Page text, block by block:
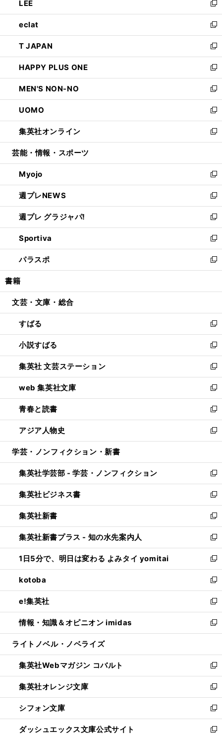
く
で
開
く
ド
ウ
で
開
く
ィ
ン
ド
ウ
で
開
く
い
ウ
ィ
ン
ド
ウ
で
開
く
LEE
新
し
い
ウ
ィ
ン
ド
ウ
で
開
く
eclat
新
し
い
ウ
ィ
ン
ド
ウ
で
開
く
T JAPAN
新
し
い
ウ
ィ
ン
ド
ウ
で
開
HAPPY PLUS ONE
新
し
い
ウ
ィ
ン
ド
ウ
開
く
MEN'S NON-NO
新
し
い
ウ
ィ
ン
ウ
で
開
く
UOMO
新
し
い
ウ
ン
ド
ウ
で
開
く
集英社オンライン
新
し
ウ
ィ
ン
ド
ウ
で
開
く
芸能・情報・スポーツ
Myojo
新
し
い
ウ
ィ
ン
ド
ウ
で
開
週プレNEWS
新
し
い
ウ
ィ
ン
ド
ウ
開
週プレ グラジャパ!
新
し
い
ウ
ィ
ン
ウ
開
く
Sportiva
新
し
い
ウ
ン
ウ
で
開
く
パラスポ
新
し
ウ
ン
ド
ウ
で
開
く
書籍
文芸・文庫・総合
すばる
新
し
い
ウ
ィ
ン
ド
ウ
で
開
く
小説すばる
新
し
い
ウ
ィ
ン
ド
ウ
で
開
集英社 文芸ステーション
新
し
い
ウ
ィ
ン
ド
ウ
開
く
web 集英社文庫
新
し
い
ウ
ィ
ン
ウ
で
開
く
青春と読書
新
し
い
ウ
ン
ド
ウ
で
開
く
アジア人物史
新
し
ウ
ィ
ン
ド
ウ
で
開
く
学芸・ノンフィクション・新書
集英社学芸部 - 学芸・ノンフィクション
新
し
い
ウ
ィ
ン
ド
ウ
で
開
く
集英社ビジネス書
新
し
い
ウ
ィ
ン
ド
ウ
で
開
く
集英社新書
新
し
い
ウ
ィ
ン
ド
ウ
で
開
く
集英社新書プラス - 知の水先案内人
新
し
い
ウ
ィ
ン
ド
ウ
で
開
1日5分で、明日は変わる よみタイ yomitai
新
し
い
ウ
ィ
ン
ド
ウ
開
く
kotoba
新
し
い
ウ
ィ
ン
ウ
で
開
く
e!集英社
新
し
い
ウ
ン
ド
ウ
で
開
く
情報・知識＆オピニオン imidas
新
し
ウ
ィ
ン
ド
ウ
で
開
く
ライトノベル・ノベライズ
集英社Webマガジン コバルト
新
し
い
ウ
ィ
ン
ド
集英社オレンジ文庫
新
し
い
ウ
ィ
シフォン文庫
新
し
い
ダッシュエックス文庫公式サイト
新